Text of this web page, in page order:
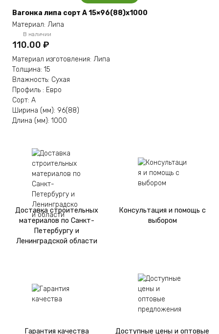
Вагонка липа сорт А 15×96(88)x1000
Материал: Липа
В наличии
110.00 ₽
Материал изготовления: Липа
Толщина: 15
Влажность: Сухая
Профиль : Евро
Сорт: А
Ширина (мм): 96(88)
Длина (мм): 1000
Доставка строительных
материалов по Санкт-
Петербургу и
Ленинградской области
Консультация и помощь с
выбором
Гарантия качества
Доступные цены и оптовые